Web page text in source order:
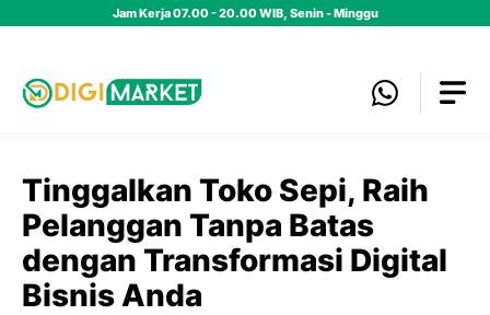
Jam Kerja 07.00 - 20.00 WIB, Senin - Minggu
Tinggalkan Toko Sepi, Raih
Pelanggan Tanpa Batas
dengan Transformasi Digital
Bisnis Anda